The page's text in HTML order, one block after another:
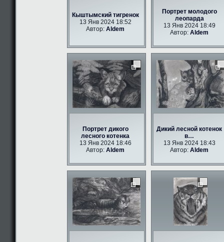
Кыштымский тигренок
13 Янв 2024 18:52
Автор:Aldem
Портрет молодого
леопарда
13 Янв 2024 18:49
Автор:Aldem
Портрет дикого
лесного котенка
13 Янв 2024 18:46
Автор:Aldem
Дикий лесной котенок
в…
13 Янв 2024 18:43
Автор:Aldem